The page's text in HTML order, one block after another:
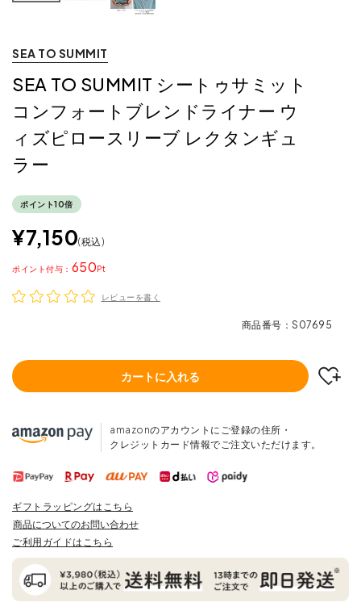
SEA TO SUMMIT
SEA TO SUMMIT シートゥサミット
コンフォートブレンドライナー ウ
ィズピロースリーブ レクタンギュ
ラー
ポイント10倍
¥7,150 税込
650
ポイント
レビューを書く
商品番号 S07695
カートに入れる
amazonのアカウントにご登録の住所・
クレジットカード情報でご注文いただけます。
ギフトラッピングはこちら
商品についてのお問い合わせ
ご利用ガイドはこちら